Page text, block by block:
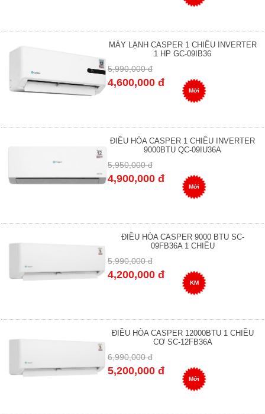
MÁY LẠNH CASPER 1 CHIỀU INVERTER
1 HP GC-09IB36
5,990,000 đ
4,600,000 đ
Mới
ĐIỀU HÒA CASPER 1 CHIỀU INVERTER
9000BTU QC-09IU36A
5,950,000 đ
4,900,000 đ
Mới
ĐIỀU HÒA CASPER 9000 BTU SC-
09FB36A 1 CHIỀU
5,990,000 đ
4,200,000 đ
KM
ĐIỀU HÒA CASPER 12000BTU 1 CHIỀU
CƠ SC-12FB36A
6,990,000 đ
5,200,000 đ
Mới